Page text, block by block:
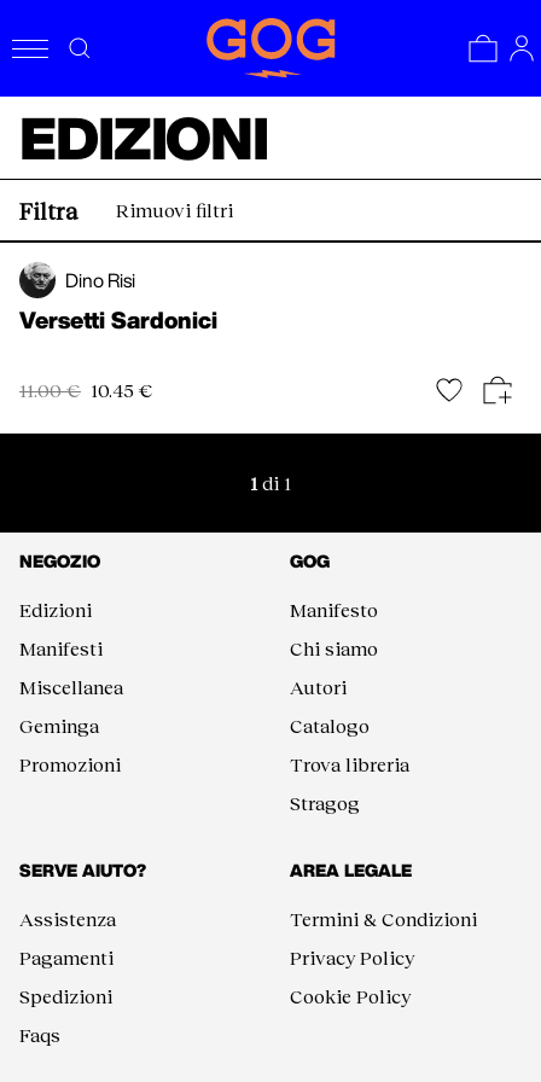
EDIZIONI
Filtra Rimuovi filtri
Dino Risi
Versetti Sardonici
11.00 € 10.45 €
1 di 1
NEGOZIO
Edizioni
Manifesti
Miscellanea
Geminga
Promozioni
GOG
Manifesto
Chi siamo
Autori
Catalogo
Trova libreria
Stragog
SERVE AIUTO?
Assistenza
Pagamenti
Spedizioni
Faqs
AREA LEGALE
Termini & Condizioni
Privacy Policy
Cookie Policy